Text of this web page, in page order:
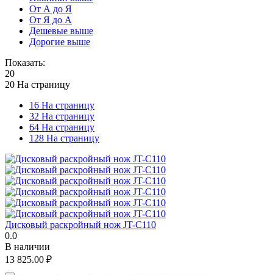
От А до Я
От Я до А
Дешевые выше
Дорогие выше
Показать:
20
20 На страницу
16 На страницу
32 На страницу
64 На страницу
128 На страницу
Дисковый раскройный нож JT-C110
0.0
В наличии
13 825.00 ₽